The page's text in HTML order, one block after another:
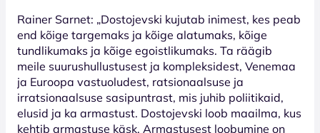
Rainer Sarnet: „Dostojevski kujutab inimest, kes peab
end kõige targemaks ja kõige alatumaks, kõige
tundlikumaks ja kõige egoistlikumaks. Ta räägib
meile suurushullustusest ja kompleksidest, Venemaa
ja Euroopa vastuoludest, ratsionaalsuse ja
irratsionaalsuse sasipuntrast, mis juhib poliitikaid,
elusid ja ka armastust. Dostojevski loob maailma, kus
kehtib armastuse käsk. Armastusest loobumine on